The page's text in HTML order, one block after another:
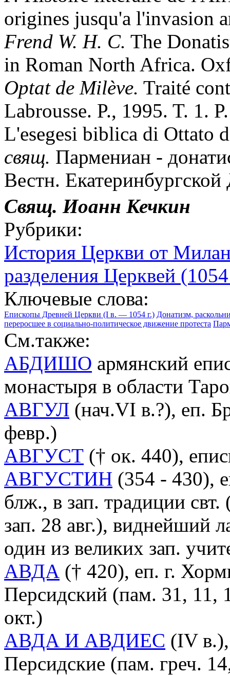
origines jusqu'a l'invasion
Frend W. H. C. The
in Roman North Africa.
Optat de Milève. Traité
Labrousse. P., 1995. T. 1.
L'esegesi biblica di
свящ. Пармениан -
Вестн.
Свящ. Иоанн Кечкин
Рубрики:
История Церкви от
разделения Церквей
Ключевые слова:
Епископы Древней Церкви (I в. — 1054 г.) Донатизм,
переросшее в социально-политическое движение протеста
См.также:
АБДИШО армянский
монастыря в области
АВГУЛ (нач.VI в.?), еп.
февр.)
АВГУСТ († ок. 440),
АВГУСТИН (354 - 430),
блж., в зап. традиции
зап. 28 авг.), виднейший
один из великих зап.
АВДА († 420), еп. г.
Персидский (пам. 31, 11,
окт.)
АВДА И АВДИЕС (IV
Персидские (пам. греч.